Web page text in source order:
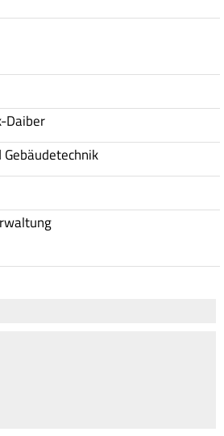
Daiber
Gebäudetechnik